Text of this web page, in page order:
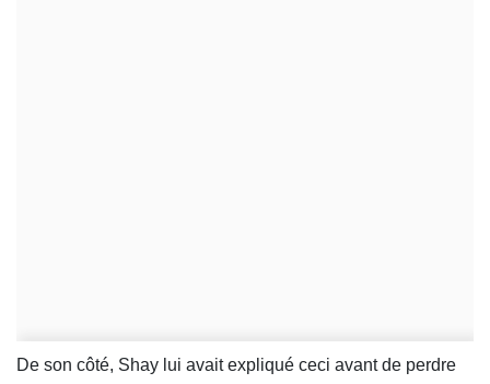
De son côté, Shay lui avait expliqué ceci avant de perdre